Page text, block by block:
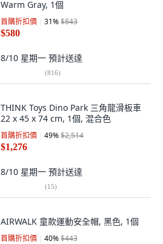
Warm Gray, 1個
首購折扣價 31%$843
$580
8/10 星期一 預計送達
(816)
THINK Toys Dino Park 三角龍滑板車
22 x 45 x 74 cm, 1個, 混合色
首購折扣價 49%$2,514
$1,276
8/10 星期一 預計送達
(15)
AIRWALK 童款運動安全帽, 黑色, 1個
首購折扣價 40%$443